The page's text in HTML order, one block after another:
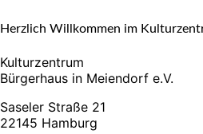
Herzlich Willkommen im
Kulturzentrum
Bürgerhaus in Meiendorf e.V.
Saseler Straße 21
22145 Hamburg